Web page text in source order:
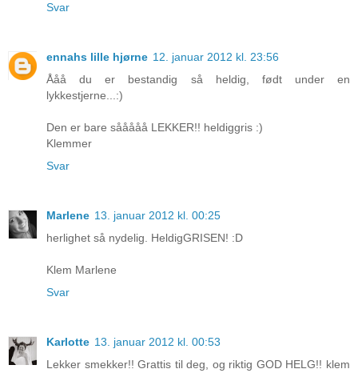
Svar
ennahs lille hjørne 12. januar 2012 kl. 23:56
Ååå du er bestandig så heldig, født under en
lykkestjerne...:)
Den er bare sååååå LEKKER!! heldiggris :)
Klemmer
Svar
Marlene 13. januar 2012 kl. 00:25
herlighet så nydelig. HeldigGRISEN! :D
Klem Marlene
Svar
Karlotte 13. januar 2012 kl. 00:53
Lekker smekker!! Grattis til deg, og riktig GOD HELG!! klem